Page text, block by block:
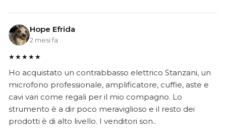
Hope Efrida
2 mesi fa
★★★★★
Ho acquistato un contrabbasso elettrico Stanzani, un
microfono professionale, amplificatore, cuffie, aste e
cavi vari come regali per il mio compagno. Lo
strumento è a dir poco meraviglioso e il resto dei
prodotti è di alto livello. I venditori son..